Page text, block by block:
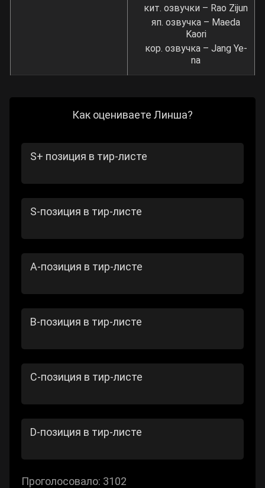
кит. озвучки – Rao Zijun
яп. озвучка – Maeda
Kaori
кор. озвучка – Jang Ye-
na
Как оцениваете Линша?
S+ позиция в тир-листе
S-позиция в тир-листе
A-позиция в тир-листе
B-позиция в тир-листе
C-позиция в тир-листе
D-позиция в тир-листе
Проголосовало: 3102